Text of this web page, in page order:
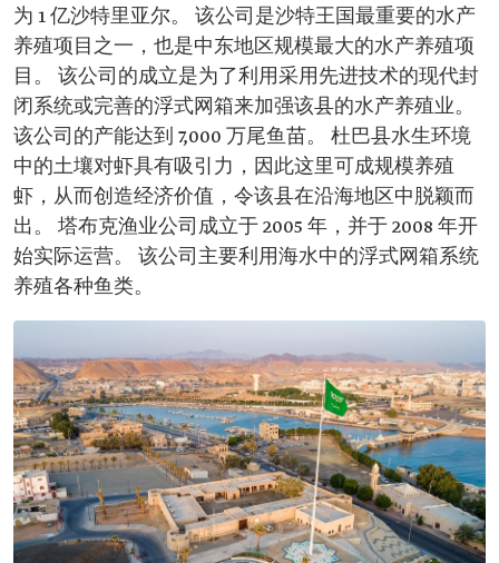
为 1 亿沙特里亚尔。 该公司是沙特王国最重要的水产
养殖项目之一，也是中东地区规模最大的水产养殖项
目。 该公司的成立是为了利用采用先进技术的现代封
闭系统或完善的浮式网箱来加强该县的水产养殖业。
该公司的产能达到 7,000 万尾鱼苗。 杜巴县水生环境
中的土壤对虾具有吸引力，因此这里可成规模养殖
虾，从而创造经济价值，令该县在沿海地区中脱颖而
出。 塔布克渔业公司成立于 2005 年，并于 2008 年开
始实际运营。 该公司主要利用海水中的浮式网箱系统
养殖各种鱼类。